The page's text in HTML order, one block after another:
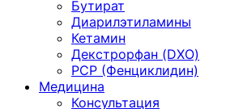
Бутират
Диарилэтиламины
Кетамин
Декстрорфан (DXO)
PCP (Фенциклидин)
Медицина
Консультация